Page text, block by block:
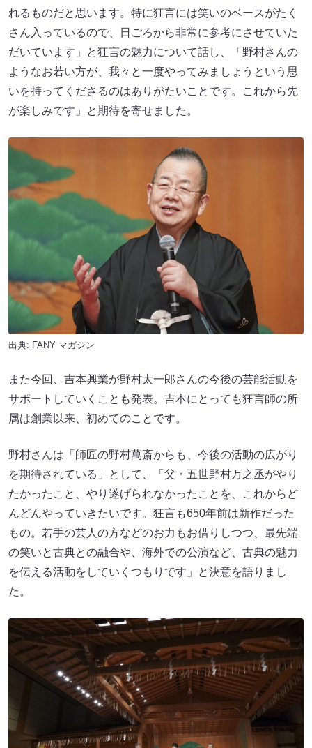
れるものだと思います。特に狂言には笑いのベースがたく
さん入っているので、日ごろから非常に参考にさせていた
だいています」と狂言の魅力について話し、「野村さんの
ようなお若い方が、我々と一度やってみましょうという思
いを持ってくださるのはありがたいことです。これから先
が楽しみです」と期待を寄せました。
出典: FANY マガジン
また今回、吉本興業が野村太一郎さんの今後の芸能活動を
サポートしていくことも発表。吉本にとっても狂言師の所
属は創業以来、初めてのことです。
野村さんは「師匠の野村萬斎からも、今後の活動の広がり
を期待されている」として、「父・五世野村万之丞がやり
たかったこと、やり遂げられなかったことを、これからど
んどんやっていきたいです。狂言も650年前は新作だった
もの。若手の芸人の方などのお力もお借りしつつ、最先端
の笑いと古典との融合や、海外での公演など、古典の魅力
を伝える活動をしていくつもりです」と決意を語りまし
た。